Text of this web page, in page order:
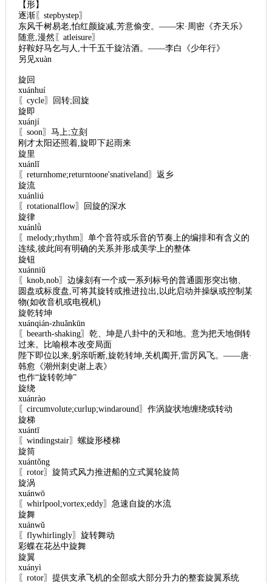
【形】
逐渐〖stepbystep〗
东风千树易老,怕红颜旋减,芳意偷变。——宋·周密《齐天乐》
随意,漫然〖atleisure〗
好鞍好马乞与人,十千五千旋沽酒。——李白《少年行》
另见xuàn
旋回
xuánhuí
〖cycle〗回转;回旋
旋即
xuánjí
〖soon〗马上;立刻
刚才太阳还照着,旋即下起雨来
旋里
xuánlǐ
〖returnhome;returntoone'snativeland〗返乡
旋流
xuánliú
〖rotationalflow〗回旋的深水
旋律
xuánlǜ
〖melody;rhythm〗单个音符或乐音的节奏上的编排和有含义的
连续,彼此间有明确的关系并形成美学上的整体
旋钮
xuánniǔ
〖knob,nob〗边缘刻有一个或一系列标号的普通圆形突出物、
圆盘或标度盘,可将其旋转或推进拉出,以此启动并操纵或控制某
物(如收音机或电视机)
旋乾转坤
xuánqián-zhuǎnkūn
〖beearth-shaking〗乾、坤是八卦中的天和地。意为把天地倒转
过来。比喻根本改变局面
陛下即位以来,躬亲听断,旋乾转坤,关机阖开,雷厉风飞。——唐·
韩愈《潮州刺史谢上表》
也作“旋转乾坤”
旋绕
xuánrào
〖circumvolute;curlup;windaround〗作涡旋状地缠绕或转动
旋梯
xuántī
〖windingstair〗螺旋形楼梯
旋筒
xuántǒng
〖rotor〗旋筒式风力推进船的立式翼轮旋筒
旋涡
xuánwō
〖whirlpool;vortex;eddy〗急速自旋的水流
旋舞
xuánwǔ
〖flywhirlingly〗旋转舞动
彩蝶在花丛中旋舞
旋翼
xuányì
〖rotor〗提供支承飞机的全部或大部分升力的整套旋翼系统